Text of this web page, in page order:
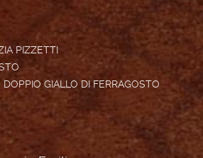
PIZZETTI
GIALLO DI FERRAGOSTO